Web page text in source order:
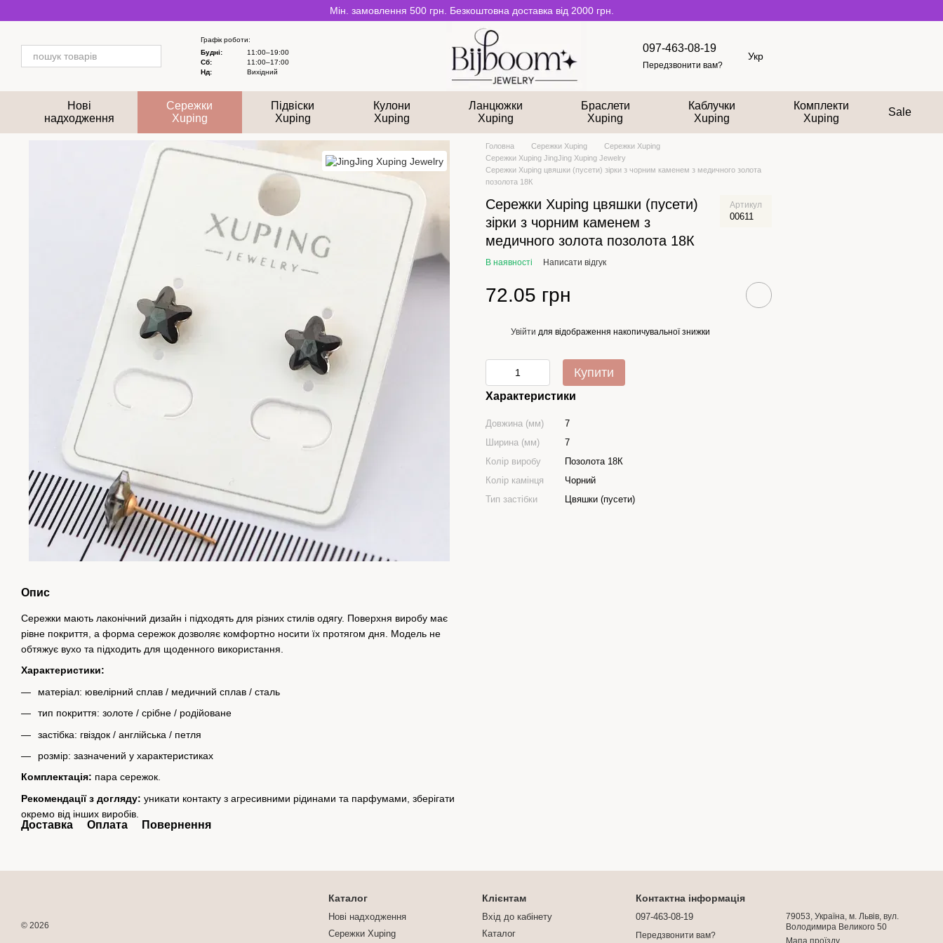
Мін. замовлення 500 грн. Безкоштовна доставка від 2000 грн.
Графік роботи:
Будні:
11:00–19:00
Сб:
11:00–17:00
Нд:
Вихідний
097-463-08-19
Передзвонити вам?
Укр
Нові
надходження
Сережки
Xuping
Підвіски
Xuping
Кулони
Xuping
Ланцюжки
Xuping
Браслети
Xuping
Каблучки
Xuping
Комплекти
Xuping
Sale
Опис
Сережки мають лаконічний дизайн і підходять для різних стилів одягу. Поверхня виробу має
рівне покриття, а форма сережок дозволяє комфортно носити їх протягом дня. Модель не
обтяжує вухо та підходить для щоденного використання.
Характеристики:
матеріал: ювелірний сплав / медичний сплав / сталь
тип покриття: золоте / срібне / родійоване
застібка: гвіздок / англійська / петля
розмір: зазначений у характеристиках
Комплектація: пара сережок.
Рекомендації з догляду: уникати контакту з агресивними рідинами та парфумами, зберігати
окремо від інших виробів.
Доставка Оплата Повернення
Головна Сережки Xuping
Сережки Xuping
Сережки Xuping JingJing Xuping Jewelry
Сережки Xuping цвяшки (пусети) зірки з чорним каменем з медичного золота
позолота 18К
Сережки Xuping цвяшки (пусети)
зірки з чорним каменем з
медичного золота позолота 18К
Артикул
00611
В наявності Написати відгук
72.05 грн
Увійти для відображення накопичувальної знижки
Купити
Характеристики
Довжина (мм)
7
Ширина (мм)
7
Колір виробу
Позолота 18К
Колір камінця
Чорний
Тип застібки
Цвяшки (пусети)
© 2026
Каталог
Нові надходження
Сережки Xuping
Клієнтам
Вхід до кабінету
Каталог
Контактна інформація
097-463-08-19
Передзвонити вам?
79053, Україна, м. Львів, вул.
Володимира Великого 50
Мапа проїзду